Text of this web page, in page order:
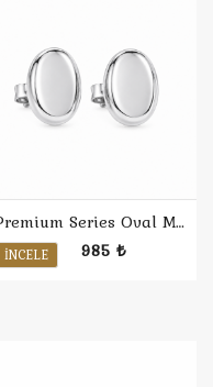
Premium Series Oval Minimal Küpe L / Rodyum
İNCELE 985 ₺